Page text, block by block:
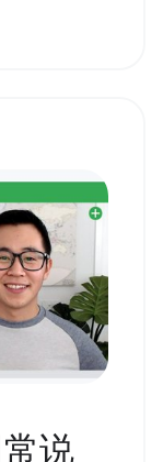
说